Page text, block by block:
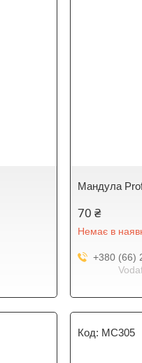
Мандула
70 ₴
Немає в
+380 (66)
MC305